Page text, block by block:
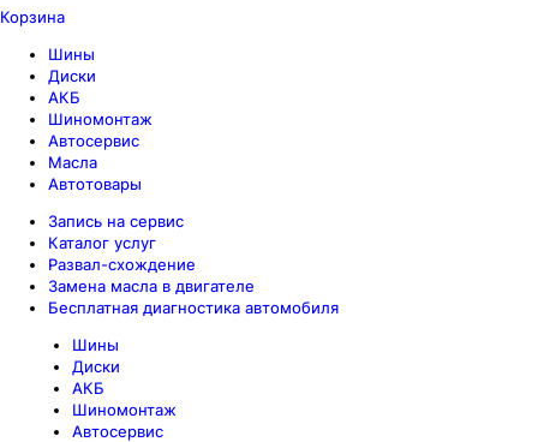
Корзина
Шины
Диски
АКБ
Шиномонтаж
Автосервис
Масла
Автотовары
Запись на сервис
Каталог услуг
Развал-схождение
Замена масла в двигателе
Бесплатная диагностика автомобиля
Шины
Диски
АКБ
Шиномонтаж
Автосервис